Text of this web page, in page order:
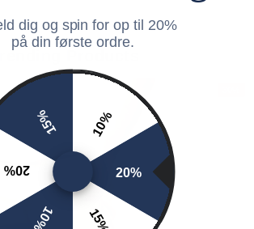
Products
dig og spin for op til 20%
på din første ordre.
10%
20%
15%
10%
20%
15%